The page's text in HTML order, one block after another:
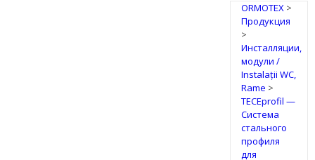
ORMOTEX>
Продукция
>
Инсталляции,
модули /
Instalații WC,
Rame >
TECEprofil —
Система
стального
профиля
для